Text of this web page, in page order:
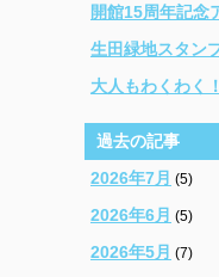
開館15周年記念
生田緑地スタン
大人もわくわく
過去の記事
2026年7月 (5)
2026年6月 (5)
2026年5月 (7)